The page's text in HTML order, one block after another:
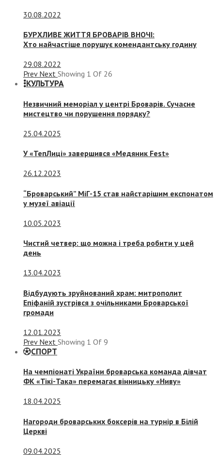
30.08.2022
БУРХЛИВЕ ЖИТТЯ БРОВАРІВ ВНОЧІ:
Хто найчастіше порушує комендантську годину
29.08.2022
Prev Next Showing 1 Of 26
КУЛЬТУРА
Незвичний меморіал у центрі Броварів. Сучасне
мистецтво чи порушення порядку?
25.04.2025
У «ТепЛиці» завершився «Медяник Fest»
26.12.2023
“Броварський” МіГ-15 став найстарішим експонатом
у музеї авіації
10.05.2023
Чистий четвер: що можна і треба робити у цей
день
13.04.2023
Відбудують зруйнований храм: митрополит
Епіфаній зустрівся з очільниками Броварської
громади
12.01.2023
Prev Next Showing 1 Of 9
СПОРТ
На чемпіонаті України броварська команда дівчат
ФК «Тікі-Така» перемагає вінницьку «Ниву»
18.04.2025
Нагороди броварських боксерів на турнір в Білій
Церкві
09.04.2025